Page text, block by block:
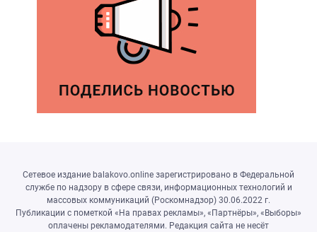
Сетевое издание balakovo.online зарегистрировано в Федеральной
службе по надзору в сфере связи, информационных технологий и
массовых коммуникаций (Роскомнадзор) 30.06.2022 г.
Публикации с пометкой «На правах рекламы», «Партнёры», «Выборы»
оплачены рекламодателями. Редакция сайта не несёт